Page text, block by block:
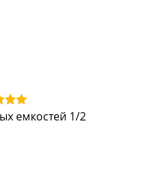
емкостей 1/2